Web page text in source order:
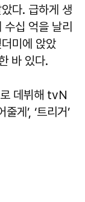
다. 급하게 생
십 억을 날리
미에 앉았
바 있다.
데뷔해 tvN
게’, ‘트리거’